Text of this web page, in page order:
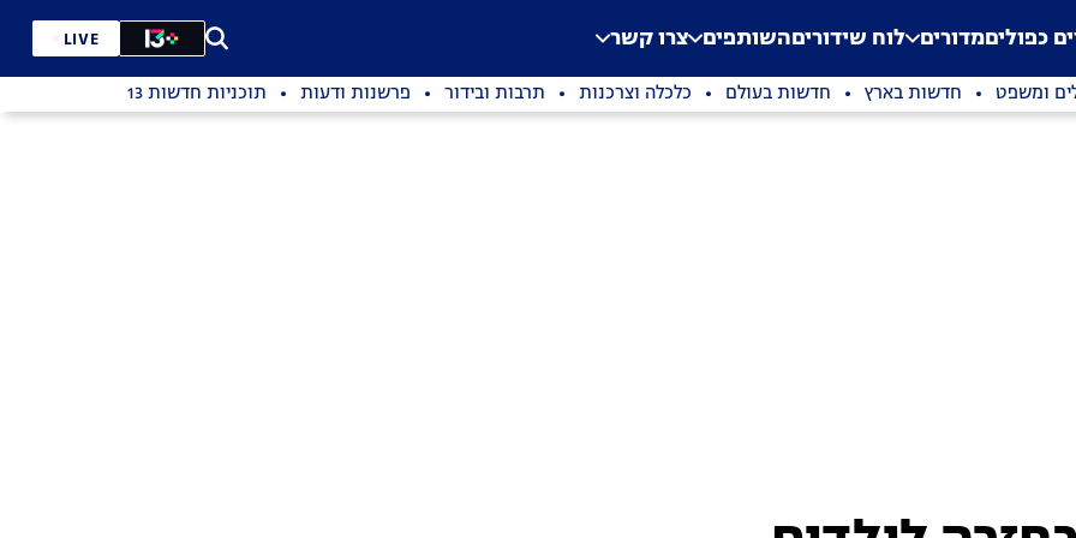
Application error: a
. כפוליםמדורים לוח שידוריםהשותפים צרו קשר LIVE
ומשפט חדשות בארץ חדשות בעולם כלכלה וצרכנות תרבות ובידור פרשנות ודעות תוכניות חדשות 13